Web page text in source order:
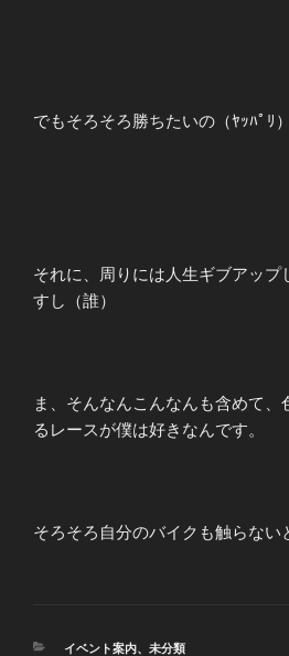
でもそろそろ勝ちたいの（ﾔｯﾊﾟﾘ）
それに、周りには人生ギブアップ
すし（誰）
ま、そんなんこんなんも含めて
るレースが僕は好きなんです。
そろそろ自分のバイクも触らない
カ
イベント案内、 未分類